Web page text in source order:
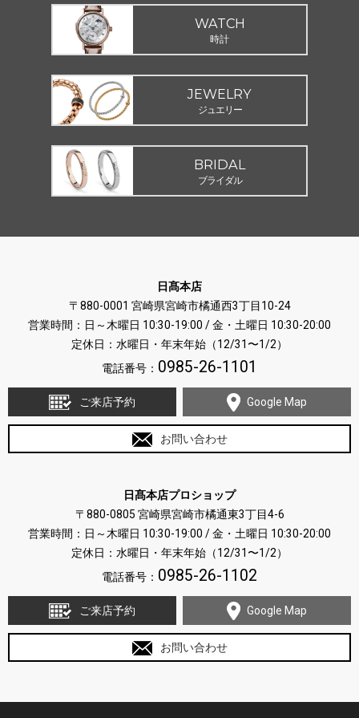
WATCH
時計
JEWELRY
ジュエリー
BRIDAL
ブライダル
日髙本店
〒880-0001 宮崎県宮崎市橘通西3丁目10-24
営業時間：日～木曜日 10:30-19:00 / 金・土曜日 10:30-20:00
定休日：水曜日・年末年始（12/31〜1/2）
電話番号： 0985-26-1101
ご来店予約 Google Map
お問い合わせ
日髙本店プロショップ
〒880-0805 宮崎県宮崎市橘通東3丁目4-6
営業時間：日～木曜日 10:30-19:00 / 金・土曜日 10:30-20:00
定休日：水曜日・年末年始（12/31〜1/2）
電話番号： 0985-26-1102
ご来店予約 Google Map
お問い合わせ